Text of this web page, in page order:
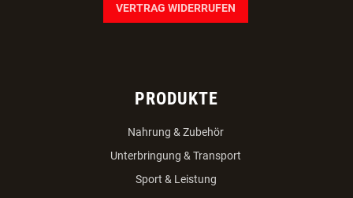
VERTRAG WIDERRUFEN
PRODUKTE
Nahrung & Zubehör
Unterbringung & Transport
Sport & Leistung